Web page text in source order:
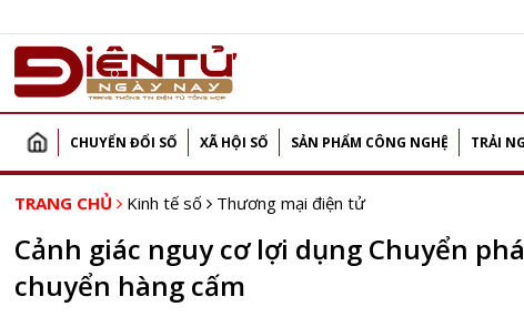
CHUYỂN ĐỔI SỐ XÃ HỘI SỐ SẢN PHẨM CÔNG NGHỆ TRẢI
TRANG CHỦ Kinh tế số Thương mại điện tử
Cảnh giác nguy cơ lợi dụng Chuyển
chuyển hàng cấm